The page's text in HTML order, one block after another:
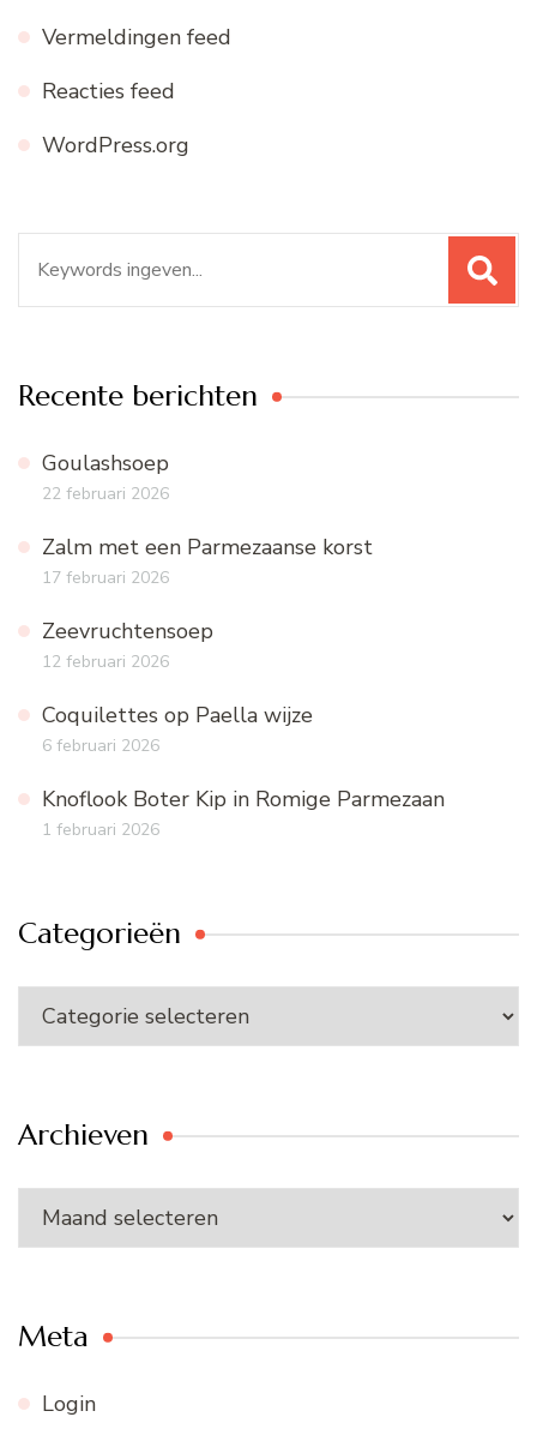
Vermeldingen feed
Reacties feed
WordPress.org
naar:
Recente berichten
Goulashsoep
22 februari 2026
Zalm met een Parmezaanse korst
17 februari 2026
Zeevruchtensoep
12 februari 2026
Coquilettes op Paella wijze
6 februari 2026
Knoflook Boter Kip in Romige Parmezaan
1 februari 2026
Categorieën
Categorieën
Archieven
Archieven
Meta
Login